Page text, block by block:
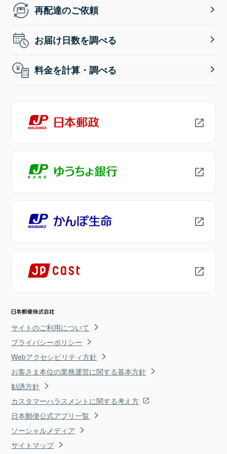
再配達のご依頼
お届け日数を調べる
料金を計算・調べる
サイトのご利用について
プライバシーポリシー
Webアクセシビリティ方針
お客さま本位の業務運営に関する基本方針
勧誘方針
カスタマーハラスメントに関する考え方
日本郵便公式アプリ一覧
ソーシャルメディア
サイトマップ